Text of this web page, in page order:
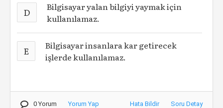
D
Bilgisayar yalan bilgiyi yaymak için
kullanılamaz.
E
Bilgisayar insanlara kar getirecek
işlerde kullanılamaz.
0 Yorum Yorum Yap Hata Bildir Soru Detay